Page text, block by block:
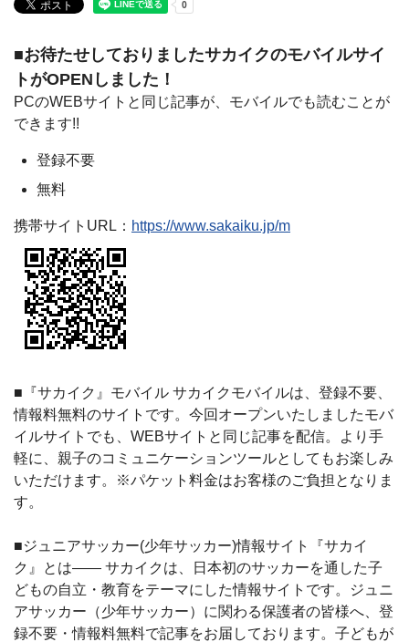
■お待たせしておりましたサカイクのモバイルサイ
トがOPENしました！
PCのWEBサイトと同じ記事が、モバイルでも読むことが
できます!!
登録不要
無料
携帯サイトURL： https://www.sakaiku.jp/m
■『サカイク』モバイル サカイクモバイルは、登録不要、
情報料無料のサイトです。今回オープンいたしましたモバ
イルサイトでも、WEBサイトと同じ記事を配信。より手
軽に、親子のコミュニケーションツールとしてもお楽しみ
いただけます。※パケット料金はお客様のご負担となりま
す。
■ジュニアサッカー(少年サッカー)情報サイト『サカイ
ク』とは―― サカイクは、日本初のサッカーを通した子
どもの自立・教育をテーマにした情報サイトです。ジュニ
アサッカー（少年サッカー）に関わる保護者の皆様へ、登
録不要・情報料無料で記事をお届しております。子どもが